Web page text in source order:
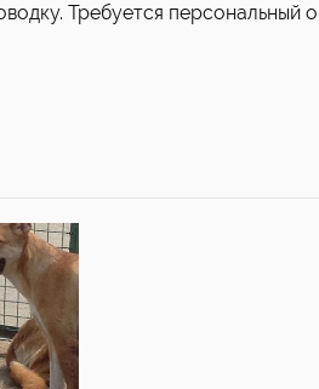
Требуется персональный